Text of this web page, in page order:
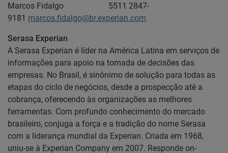
Marcos Fidalgo 5511 2847-
9181 marcos.fidalgo@br.experian.com
Serasa Experian
A Serasa Experian é líder na América Latina em serviços de
informações para apoio na tomada de decisões das
empresas. No Brasil, é sinônimo de solução para todas as
etapas do ciclo de negócios, desde a prospecção até a
cobrança, oferecendo às organizações as melhores
ferramentas. Com profundo conhecimento do mercado
brasileiro, conjuga a força e a tradição do nome Serasa
com a liderança mundial da Experian. Criada em 1968,
uniu-se à Experian Company em 2007. Responde on-